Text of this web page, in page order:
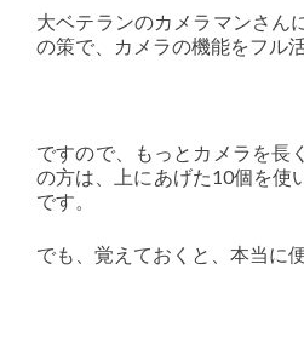
大ベテランのカメラマンさん
の策で、カメラの機能をフル
ですので、もっとカメラを長
の方は、上にあげた10個を使
です。
でも、覚えておくと、本当に